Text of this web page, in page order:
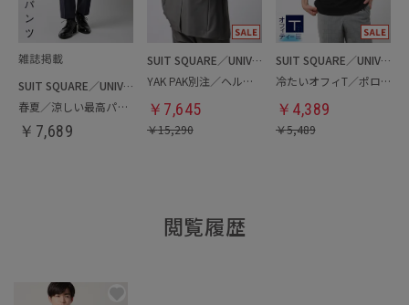
SUIT SQUARE／UNIVERSAL LANGUAGE
春夏／涼しい最高パンツ
￥ 7,689
SUIT SQUARE／UNIVERSAL LANGUAGE
YAK PAK別注／ヘルメットバッグ
￥ 7,645
￥15,290
SUIT SQUARE／UNIVERSAL LANGUAGE
冷たいオフィT／ポロシャツ
￥ 4,389
￥5,489
閲覧履歴